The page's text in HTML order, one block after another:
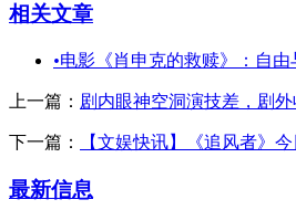
相关文章
•电影《肖申克的救赎》：自由
上一篇： 剧内眼神空洞演技差，剧
下一篇： 【文娱快讯】《追风者》
最新信息